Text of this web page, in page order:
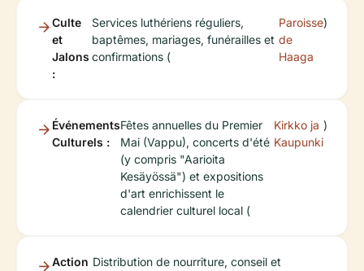
Culte
et
Jalons
:
Services luthériens réguliers,
baptêmes, mariages, funérailles et
confirmations (
Paroisse
de
Haaga
)
Événements
Culturels :
Fêtes annuelles du Premier
Mai (Vappu), concerts d'été
(y compris "Aarioita
Kesäyössä") et expositions
d'art enrichissent le
calendrier culturel local (
Kirkko ja
Kaupunki
)
Action Distribution de nourriture, conseil et